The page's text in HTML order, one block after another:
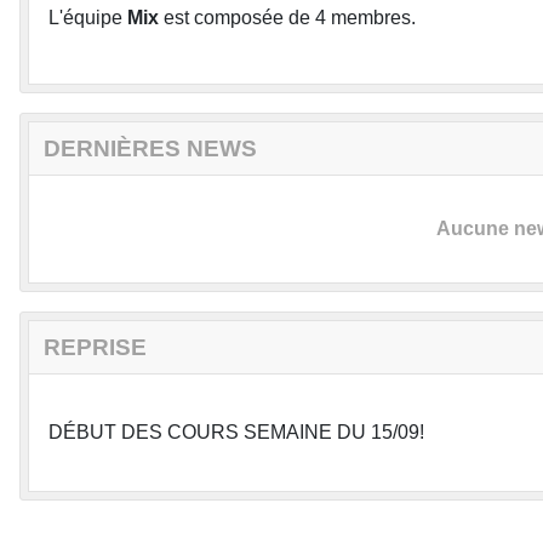
L'équipe Mix est composée de 4 membres.
DERNIÈRES NEWS
Aucune
REPRISE
DÉBUT DES COURS SEMAINE DU 15/09!